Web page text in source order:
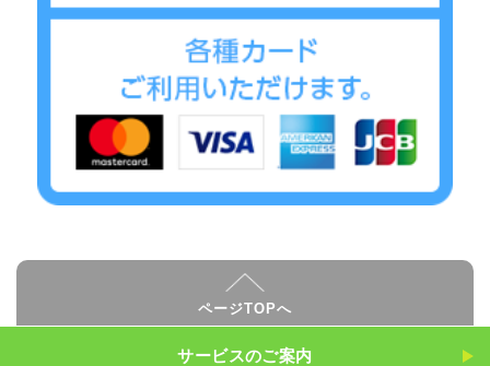
ページTOPへ
サービスのご案内